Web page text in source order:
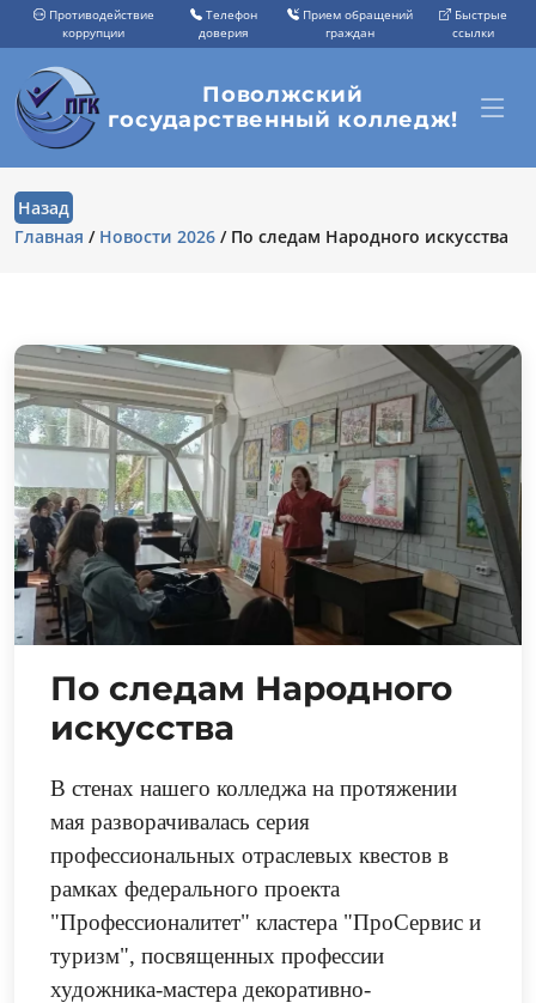
Противодействие
коррупции
Телефон
доверия
Прием обращений
граждан
Быстрые
ссылки
Поволжский
государственный колледж!
Назад
Главная / Новости 2026 / По следам Народного искусства
По следам Народного
искусства
В стенах нашего колледжа на протяжении
мая разворачивалась серия
профессиональных отраслевых квестов в
рамках федерального проекта
"Профессионалитет" кластера "ПроСервис и
туризм", посвященных профессии
художника-мастера декоративно-